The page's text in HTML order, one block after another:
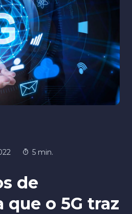
5 min.
de
que o 5G traz